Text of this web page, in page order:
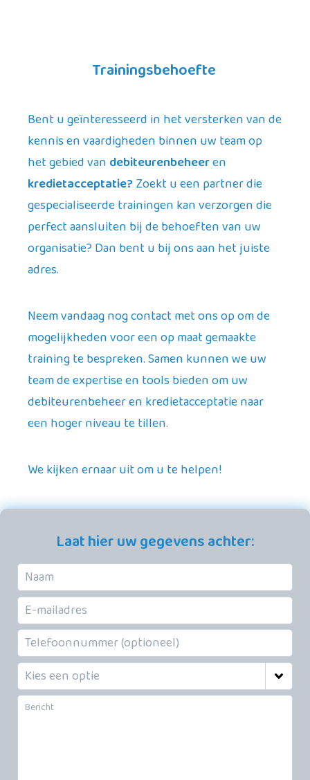
Trainingsbehoefte
Bent u geïnteresseerd in het versterken van de
kennis en vaardigheden binnen uw team op
het gebied van debiteurenbeheeren
kredietacceptatie?Zoekt u een partner die
gespecialiseerde trainingen kan verzorgen die
perfect aansluiten bij de behoeften van uw
organisatie? Dan bent u bij ons aan het juiste
adres.
Neem vandaag nog contact met ons op om de
mogelijkheden voor een op maat gemaakte
training te bespreken. Samen kunnen we uw
team de expertise en tools bieden om uw
debiteurenbeheer en kredietacceptatie naar
een hoger niveau te tillen.
We kijken ernaar uit om u te helpen!
Laat hier uw gegevens achter: